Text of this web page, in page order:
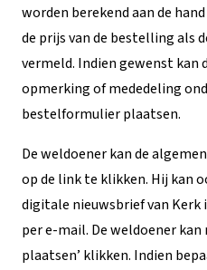
worden berekend aan de
de prijs van de bestelling als
vermeld. Indien gewenst kan
opmerking of mededeling
bestelformulier plaatsen.
De weldoener kan de
op de link te klikken. Hij kan
digitale nieuwsbrief van
per e-mail. De weldoener
plaatsen’ klikken. Indien